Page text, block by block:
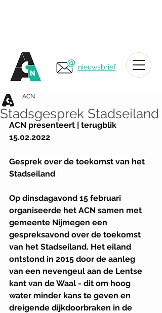
nieuwsbrief
Stadsgesprek Stadseiland
ACN
ACN presenteert | terugblik
15.02.2022
Gesprek over de toekomst van het
Stadseiland
Op dinsdagavond 15 februari
organiseerde het ACN samen met
gemeente Nijmegen een
gespreksavond over de toekomst
van het Stadseiland. Het eiland
ontstond in 2015 door de aanleg
van een nevengeul aan de Lentse
kant van de Waal - dit om hoog
water minder kans te geven en
dreigende dijkdoorbraken in de